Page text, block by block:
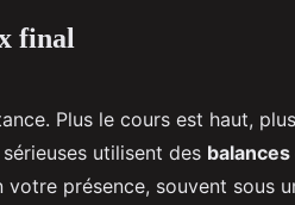
final
Plus le cours est haut,
utilisent des
présence, souvent sous